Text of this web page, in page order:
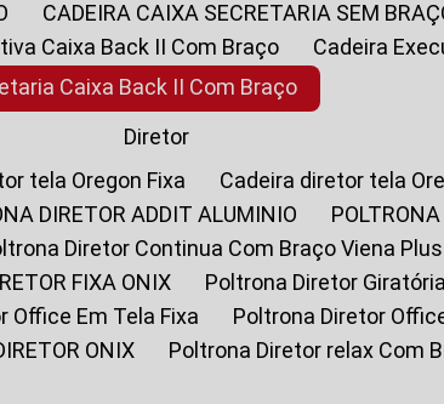
CADEIRA CAIXA SECRETARIA SEM
Caixa Back II Com Braço
Cadeira
Caixa Back II Com Braço
Diretor
tela Oregon Fixa
Cadeira diretor tela
DIRETOR ADDIT ALUMINIO
Diretor Continua Com Braço Viena Plus
FIXA ONIX
Poltrona Diretor
Office Em Tela Fixa
Poltrona Diretor
ONIX
Poltrona Diretor relax Com